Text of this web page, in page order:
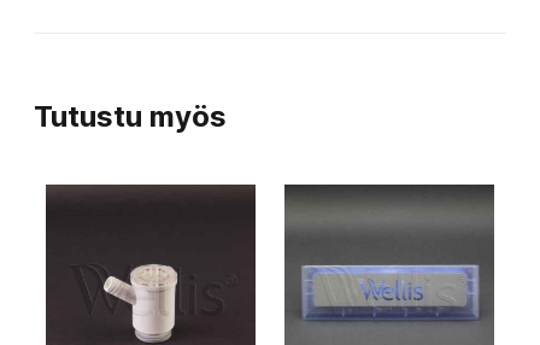
Tutustu myös